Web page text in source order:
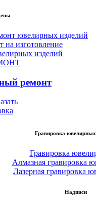
ювелирных изделий
на изготовление
изделий
ремонт
Гравировка ювелирных
Гравировка
Алмазная гравировка
Лазерная гравировка
Надписи